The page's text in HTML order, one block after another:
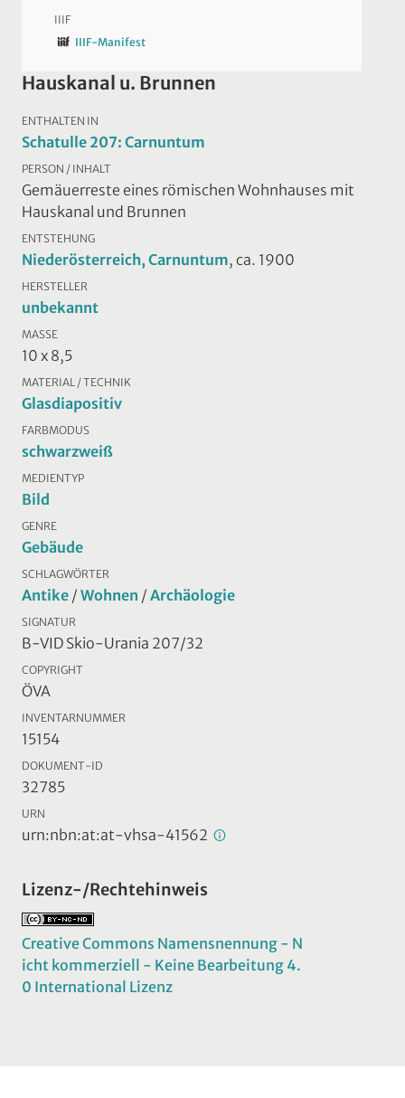
IIIF
IIIF-Manifest
Hauskanal u. Brunnen
ENTHALTEN IN
Schatulle 207: Carnuntum
PERSON / INHALT
Gemäuerreste eines römischen Wohnhauses mit
Hauskanal und Brunnen
ENTSTEHUNG
Niederösterreich, Carnuntum, ca. 1900
HERSTELLER
unbekannt
MASSE
10 x 8,5
MATERIAL / TECHNIK
Glasdiapositiv
FARBMODUS
schwarzweiß
MEDIENTYP
Bild
GENRE
Gebäude
SCHLAGWÖRTER
Antike / Wohnen / Archäologie
SIGNATUR
B-VID Skio-Urania 207/32
COPYRIGHT
ÖVA
INVENTARNUMMER
15154
DOKUMENT-ID
32785
URN
urn:nbn:at:at-vhsa-41562
Lizenz-/Rechtehinweis
Creative Commons Namensnennung - N
icht kommerziell - Keine Bearbeitung 4.
0 International Lizenz